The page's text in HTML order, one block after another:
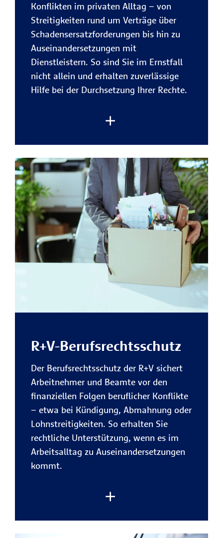
Konflikten im privaten Alltag – von
Streitigkeiten rund um Verträge über
Schadensersatzforderungen bis hin zu
Auseinandersetzungen mit
Dienstleistern. So sind Sie im Ernstfall
nicht allein und erhalten zuverlässige
Hilfe bei der Durchsetzung Ihrer Rechte.
Dieprivate Rechtsschutzversicherung der
R+V übernimmt die typischen Kosten
eines Rechtsstreits . Damit können Sie
Ihr Anliegen verfolgen, ohne finanzielle
Risiken einzugehen.
Besonders hilfreich ist der
alltäglichen Situationen:
zum Beispiel
bei Ärger mit Onlinekäufen,
Reiseveranstaltern und Handwerkern.
Kostenübernahme bei privaten
Rechtsstreitigkeiten
Die R+V trägt die gesetzlichen
Kosten für Anwalt, Gericht,
Gutachter und Zeugen sowie
gegebenenfalls die vom Gericht
festgesetzen Kosten der Gegenseite
– für maximale finanzielle Sicherheit
im privaten Alltag.
Schutz bei Streitigkeiten rund um
Handwerkerleistung, Reisebuchung
R+V-Berufsrechtsschutz
Der Berufsrechtsschutz der R+V sichert
Arbeitnehmer und Beamte vor den
finanziellen Folgen beruflicher Konflikte
– etwa bei Kündigung, Abmahnung oder
Lohnstreitigkeiten. So erhalten Sie
rechtliche Unterstützung, wenn es im
Arbeitsalltag zu Auseinandersetzungen
kommt.